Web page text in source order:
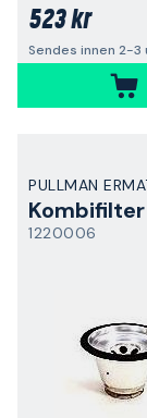
523 kr
Sendes innen 2-3
PULLMAN
Kombifilter
1220006